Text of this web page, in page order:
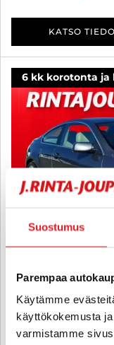
Suostumus
Parempaa
Käytämme
käyttökokemusta
varmistamme
KATSO
6 kk korotonta ja
BMW 635
dA E63 Coupé 286hv